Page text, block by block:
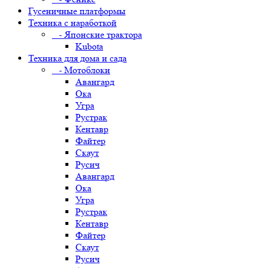
Гусеничные платформы
Техника с наработкой
- Японские трактора
Kubota
Техника для дома и сада
- Мотоблоки
Авангард
Ока
Угра
Рустрак
Кентавр
Файтер
Скаут
Русич
Авангард
Ока
Угра
Рустрак
Кентавр
Файтер
Скаут
Русич